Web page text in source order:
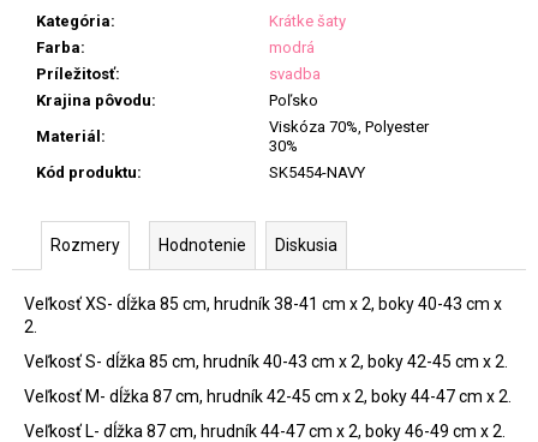
Kategória:
Krátke šaty
Farba:
modrá
Príležitosť:
svadba
Krajina pôvodu:
Poľsko
Materiál :
Viskóza 70%, Polyester
30%
Kód produktu: SK5454-NAVY
Rozmery Hodnotenie Diskusia
Veľkosť XS- dĺžka 85 cm, hrudník 38-41 cm x 2, boky 40-43 cm x
2.
Veľkosť S- dĺžka 85 cm, hrudník 40-43 cm x 2, boky 42-45 cm x 2.
Veľkosť M- dĺžka 87 cm, hrudník 42-45 cm x 2, boky 44-47 cm x 2.
Veľkosť L- dĺžka 87 cm, hrudník 44-47 cm x 2, boky 46-49 cm x 2.